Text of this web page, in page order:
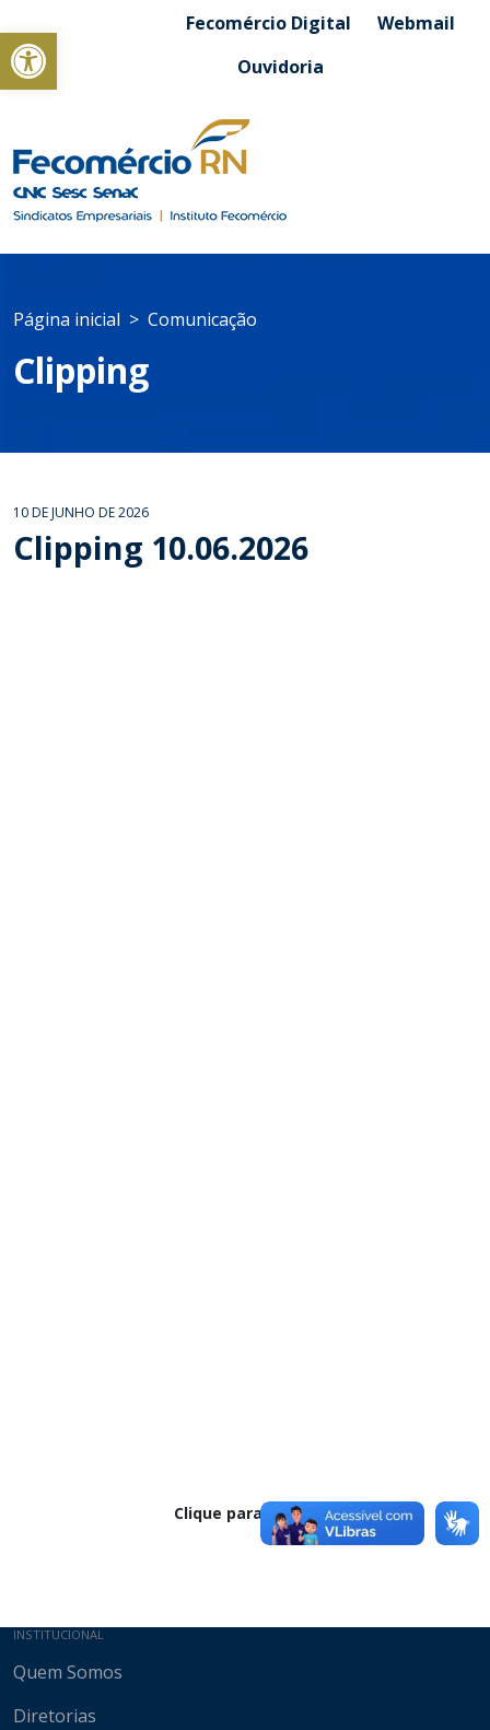
Abrir a barra de ferramentasFecomércio Digital
Webmail
Ouvidoria
Página inicial Comunicação
Clipping
10 DE JUNHO DE 2026
Clipping 10.06.2026
Clique para baixar
Mapa do site
INSTITUCIONAL
Quem Somos
Diretorias